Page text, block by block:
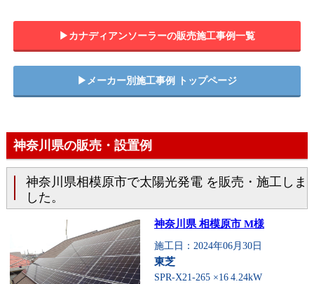
▶︎カナディアンソーラーの販売施工事例一覧
▶︎メーカー別施工事例 トップページ
神奈川県の販売・設置例
神奈川県相模原市で太陽光発電 を販売・施工しま
した。
神奈川県 相模原市 M様
施工日：2024年06月30日
東芝
SPR-X21-265 ×16 4.24kW